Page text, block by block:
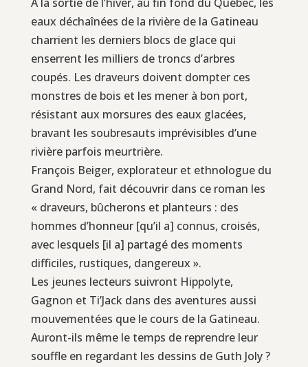
eaux déchaînées de la rivière de la Gatineau
charrient les derniers blocs de glace qui
enserrent les milliers de troncs d’arbres
coupés. Les draveurs doivent dompter ces
monstres de bois et les mener à bon port,
résistant aux morsures des eaux glacées,
bravant les soubresauts imprévisibles d’une
rivière parfois meurtrière.
François Beiger, explorateur et ethnologue du
Grand Nord, fait découvrir dans ce roman les
« draveurs, bûcherons et planteurs : des
hommes d’honneur [qu’il a] connus, croisés,
avec lesquels [il a] partagé des moments
difficiles, rustiques, dangereux ».
Les jeunes lecteurs suivront Hippolyte,
Gagnon et Ti’Jack dans des aventures aussi
mouvementées que le cours de la Gatineau.
Auront-ils même le temps de reprendre leur
souffle en regardant les dessins de Guth Joly ?